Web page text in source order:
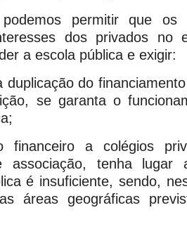
permitir que os
dos privados no
a escola pública e exigir:
duplicação do
se garanta o
financeiro a colégios
associação, tenha lugar
é insuficiente, sendo,
áreas geográficas